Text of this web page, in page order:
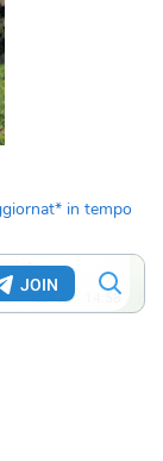
in tempo